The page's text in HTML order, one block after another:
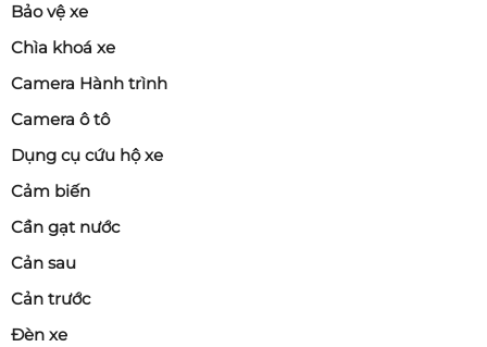
Bảo vệ xe
Chìa khoá xe
Camera Hành trình
Camera ô tô
Dụng cụ cứu hộ xe
Cảm biến
Cần gạt nước
Cản sau
Cản trước
Đèn xe